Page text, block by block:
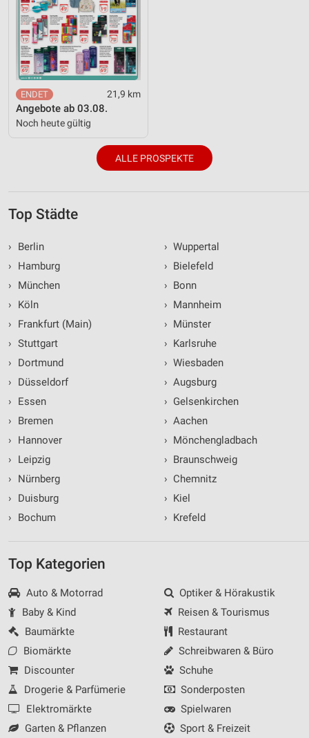
21,9 km
Angebote ab 03.08.
Noch heute gültig
ALLE PROSPEKTE
Top Städte
›
Berlin
›
Hamburg
›
München
›
Köln
›
Frankfurt (Main)
› Stuttgart
›
Dortmund
›
Düsseldorf
›
Essen
›
Bremen
›
Hannover
›
Leipzig
›
Nürnberg
›
Duisburg
›
Bochum
› Wuppertal
› Bielefeld
› Bonn
› Mannheim
› Münster
› Karlsruhe
› Wiesbaden
› Augsburg
› Gelsenkirchen
› Aachen
› Mönchengladbach
› Braunschweig
› Chemnitz
› Kiel
› Krefeld
Top Kategorien
Auto & Motorrad
Baby & Kind
Baumärkte
Biomärkte
Discounter
Drogerie & Parfümerie
Elektromärkte
Garten & Pflanzen
Optiker & Hörakustik
Reisen & Tourismus
Restaurant
Schreibwaren & Büro
Schuhe
Sonderposten
Spielwaren
Sport & Freizeit